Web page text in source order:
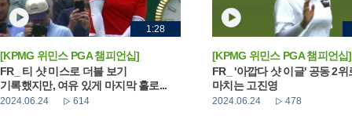
1:28
[KPMG 위민스 PGA 챔피언십]
FR_ 티 샷 미스로 더블 보기
기록했지만, 여유 있게 마지막 홀로...
2024.06.24 614
[KPMG 위민스 PGA 챔피언십]
FR_ '아깝다 샷 이글' 공동 2위
마치는 고진영
2024.06.24 478